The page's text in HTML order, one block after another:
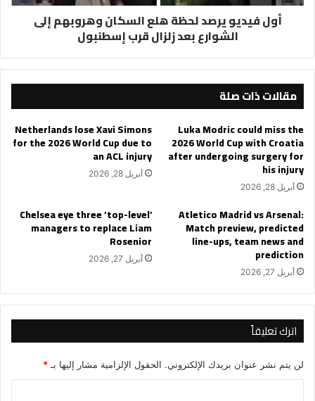
الشوارع
أول فيديو يرصد لحظة هلع السكان وهروبهم إلى
الشوارع بعد زلزال قرب إسطنبول
مقالات ذات صلة
Luka Modric could miss the
2026 World Cup with Croatia
after undergoing surgery for
his injury
أبريل 28, 2026
Netherlands lose Xavi Simons
for the 2026 World Cup due to
an ACL injury
أبريل 28, 2026
Atletico Madrid vs Arsenal:
Match preview, predicted
line-ups, team news and
prediction
أبريل 27, 2026
Chelsea eye three ‘top-level’
managers to replace Liam
Rosenior
أبريل 27, 2026
اترك تعليقاً
لن يتم نشر عنوان بريدك الإلكتروني. الحقول الإلزامية مشار إليها بـ*